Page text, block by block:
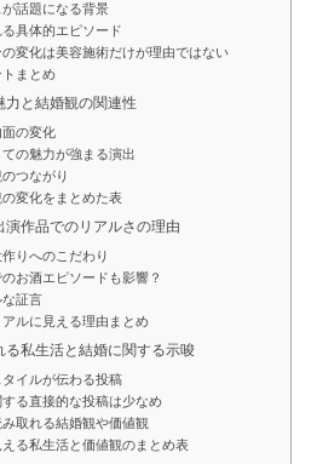
話題になる背景
具体的エピソード
変化は美容施術だけが理由ではない
まとめ
力と結婚観の関連性
の変化
の魅力が強まる演出
つながり
変化をまとめた表
演作品でのリアルさの理由
りへのこだわり
お酒エピソードも影響？
証言
ルに見える理由まとめ
る私生活と結婚に関する示唆
イルが伝わる投稿
る直接的な投稿は少なめ
取れる結婚観や価値観
る私生活と価値観のまとめ表